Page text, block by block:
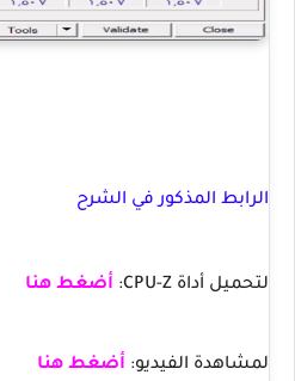
الرابط المذكور في الشرح
لتحميل أداة CPU-Z: أضغط هنا
لمشاهدة الفيديو: أضغط هنا